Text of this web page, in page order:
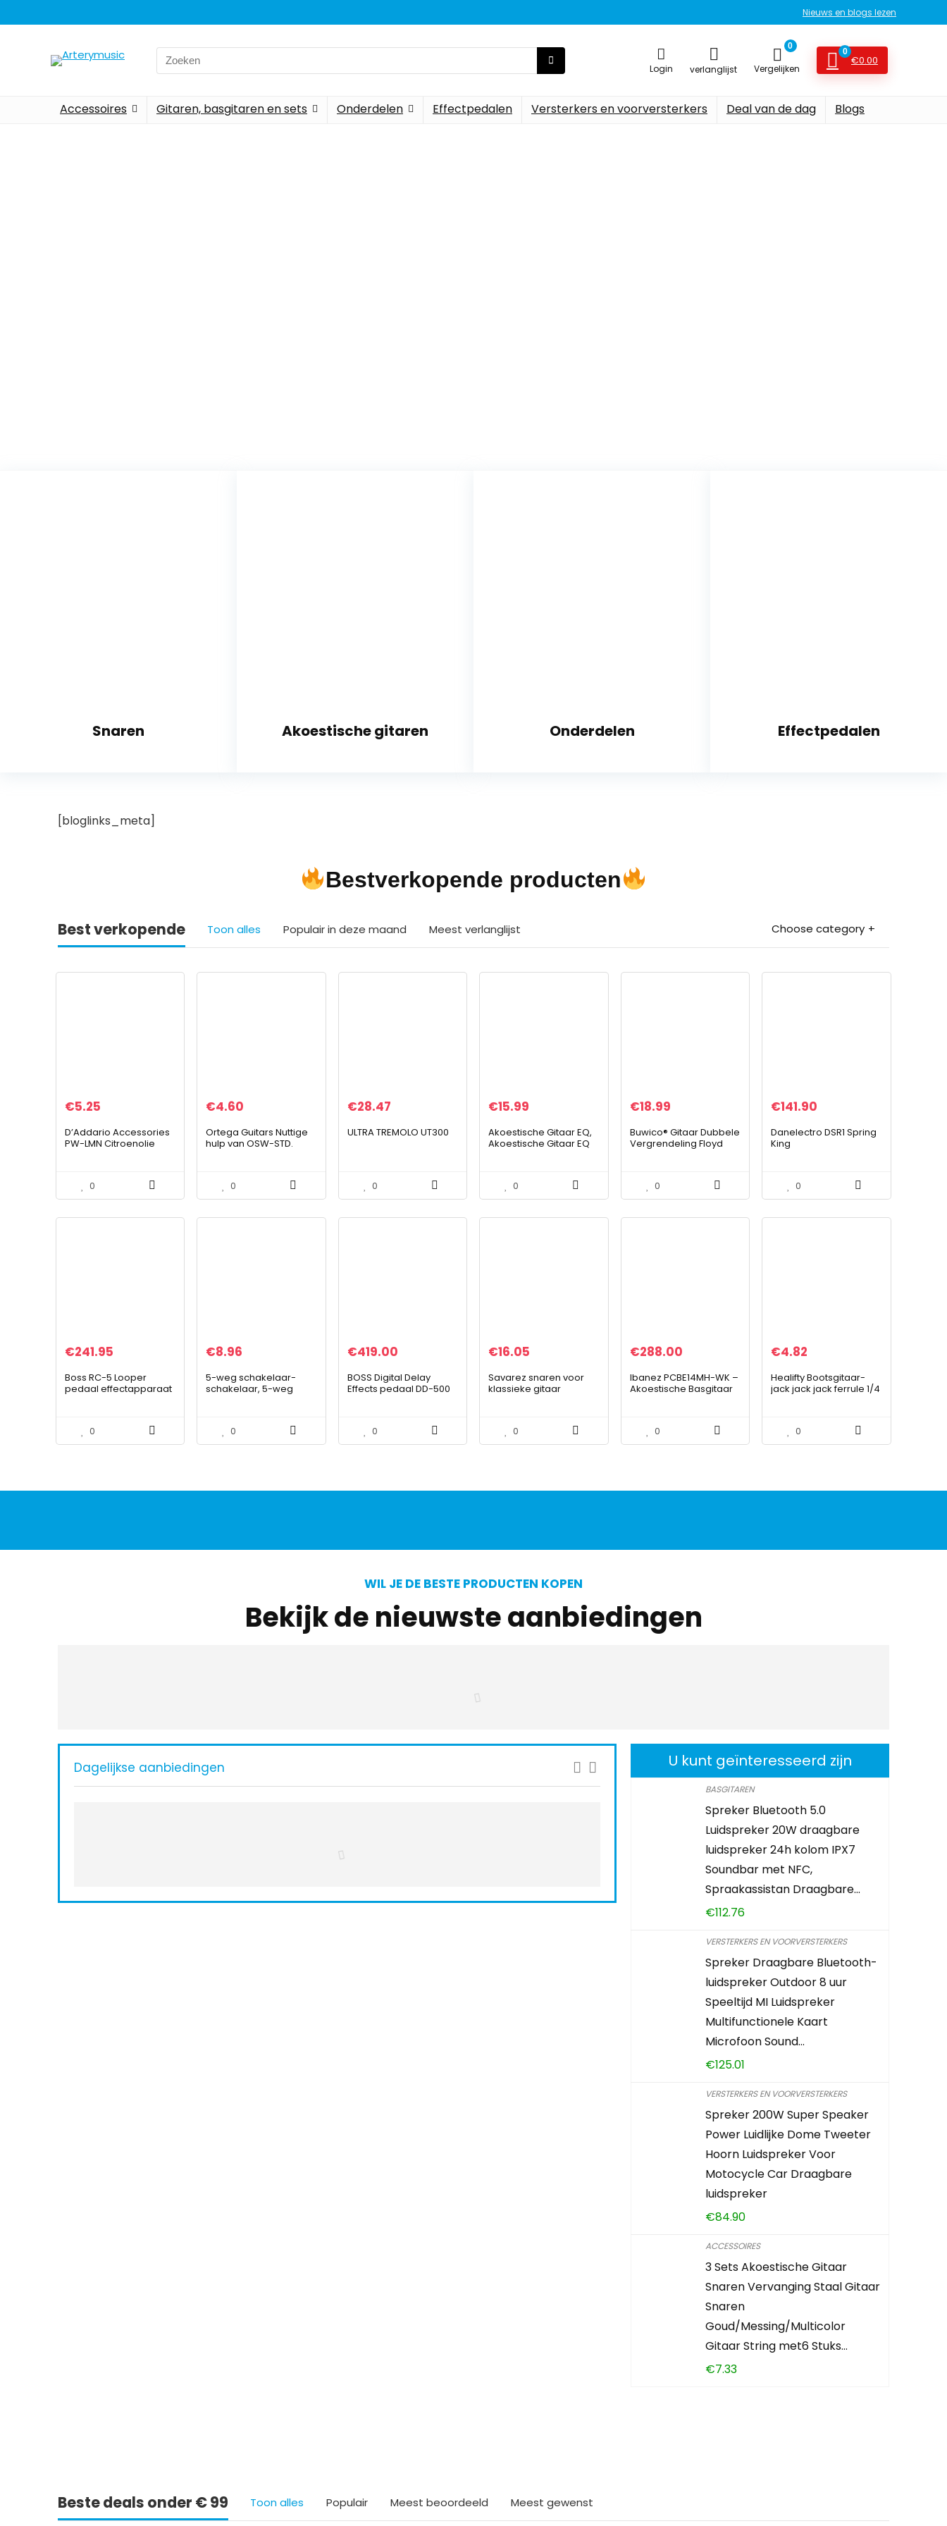
Nieuws en blogs lezen
Login verlanglijst
0
Vergelijken
0
€0.00
Accessoires Gitaren, basgitaren en sets Onderdelen Effectpedalen Versterkers en voorversterkers Deal van de dag Blogs
Snaren Akoestische gitaren Onderdelen Effectpedalen
[bloglinks_meta]
Bestverkopende producten
Best verkopende Toon alles Populair in deze maand Meest verlanglijst Choose category
€5.25
D’Addario Accessories
PW-LMN Citroenolie
0
€4.60
Ortega Guitars Nuttige
hulp van OSW-STD.
0
€28.47
ULTRA TREMOLO UT300
0
€15.99
Akoestische Gitaar EQ,
Akoestische Gitaar EQ
voor Ondersteuning
BASS MIDD…
0
€18.99
Buwico® Gitaar Dubbele
Vergrendeling Floyd
Met Sluitmoer Zilver
0
€141.90
Danelectro DSR1 Spring
King
0
€241.95
Boss RC-5 Looper
pedaal effectapparaat
0
€8.96
5-weg schakelaar-
schakelaar, 5-weg
elektrische gitaar 5-
weg schakelaar 5…
0
€419.00
BOSS Digital Delay
Effects pedaal DD-500
0
€16.05
Savarez snaren voor
klassieke gitaar
0
€288.00
Ibanez PCBE14MH-WK –
Akoestische Basgitaar
0
€4.82
Healifty Bootsgitaar-
jack jack jack ferrule 1/4
0
WIL JE DE BESTE PRODUCTEN KOPEN
Bekijk de nieuwste aanbiedingen
Dagelijkse aanbiedingen U kunt geïnteresseerd zijn
BASGITAREN
Spreker Bluetooth 5.0
Luidspreker 20W draagbare
luidspreker 24h kolom IPX7
Soundbar met NFC,
Spraakassistan Draagbare…
€112.76
VERSTERKERS EN VOORVERSTERKERS
Spreker Draagbare Bluetooth-
luidspreker Outdoor 8 uur
Speeltijd MI Luidspreker
Multifunctionele Kaart
Microfoon Sound…
€125.01
VERSTERKERS EN VOORVERSTERKERS
Spreker 200W Super Speaker
Power Luidlijke Dome Tweeter
Hoorn Luidspreker Voor
Motocycle Car Draagbare
luidspreker
€84.90
ACCESSOIRES
3 Sets Akoestische Gitaar
Snaren Vervanging Staal Gitaar
Snaren
Goud/Messing/Multicolor
Gitaar String met6 Stuks…
€7.33
Beste deals onder € 99 Toon alles Populair Meest beoordeeld Meest gewenst